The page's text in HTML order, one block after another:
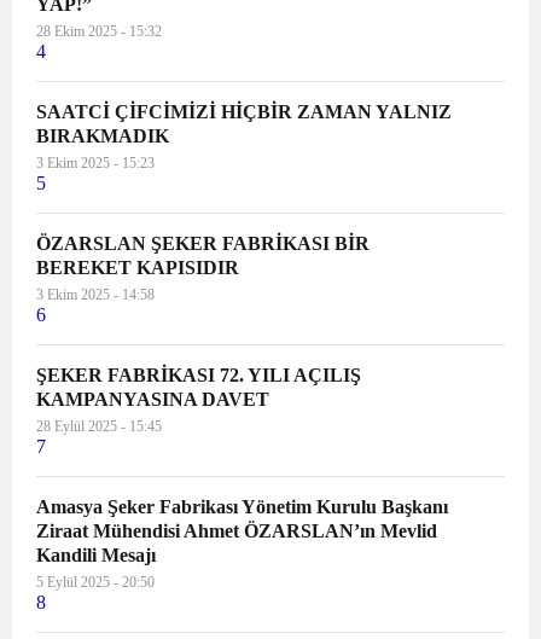
YAP!”
28 Ekim 2025 - 15:32
4
SAATCİ ÇİFCİMİZİ HİÇBİR ZAMAN YALNIZ
BIRAKMADIK
3 Ekim 2025 - 15:23
5
ÖZARSLAN ŞEKER FABRİKASI BİR
BEREKET KAPISIDIR
3 Ekim 2025 - 14:58
6
ŞEKER FABRİKASI 72. YILI AÇILIŞ
KAMPANYASINA DAVET
28 Eylül 2025 - 15:45
7
Amasya Şeker Fabrikası Yönetim Kurulu Başkanı
Ziraat Mühendisi Ahmet ÖZARSLAN’ın Mevlid
Kandili Mesajı
5 Eylül 2025 - 20:50
8